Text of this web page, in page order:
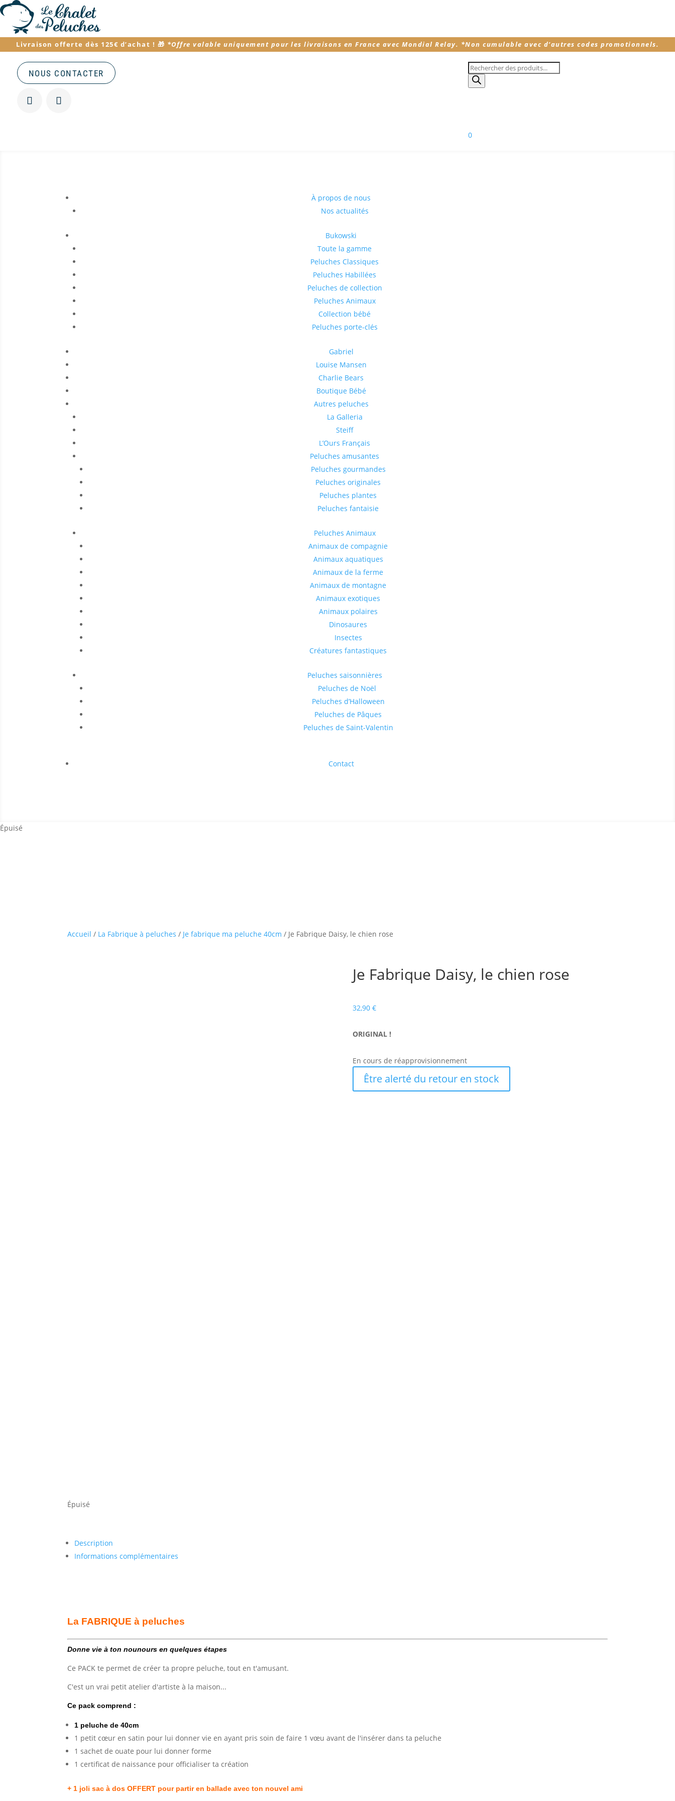
Livraison offerte dès 125€ d’achat ! 🎁 *Offre valable uniquement pour les livraisons en France avec Mondial Relay. *Non cumulable avec d’autres codes promotionnels.
NOUS CONTACTER
Recherche
de
produits
0
À propos de nous
Nos actualités
Bukowski
Toute la gamme
Peluches Classiques
Peluches Habillées
Peluches de collection
Peluches Animaux
Collection bébé
Peluches porte-clés
Gabriel
Louise Mansen
Charlie Bears
Boutique Bébé
Autres peluches
La Galleria
Steiff
L’Ours Français
Peluches amusantes
Peluches gourmandes
Peluches originales
Peluches plantes
Peluches fantaisie
Peluches Animaux
Animaux de compagnie
Animaux aquatiques
Animaux de la ferme
Animaux de montagne
Animaux exotiques
Animaux polaires
Dinosaures
Insectes
Créatures fantastiques
Peluches saisonnières
Peluches de Noël
Peluches d’Halloween
Peluches de Pâques
Peluches de Saint-Valentin
Contact
Épuisé
Accueil / La Fabrique à peluches / Je fabrique ma peluche 40cm / Je Fabrique Daisy, le chien rose
Épuisé
Je Fabrique Daisy, le chien rose
32,90 €
ORIGINAL !
En cours de réapprovisionnement
Être alerté du retour en stock
Description
Informations complémentaires
La FABRIQUE à peluches
Donne vie à ton nounours en quelques étapes
Ce PACK te permet de créer ta propre peluche, tout en t'amusant.
C'est un vrai petit atelier d'artiste à la maison...
Ce pack comprend :
1 peluche de 40cm
1 petit cœur en satin pour lui donner vie en ayant pris soin de faire 1 vœu avant de l'insérer dans ta peluche
1 sachet de ouate pour lui donner forme
1 certificat de naissance pour officialiser ta création
+ 1 joli sac à dos OFFERT pour partir en ballade avec ton nouvel ami